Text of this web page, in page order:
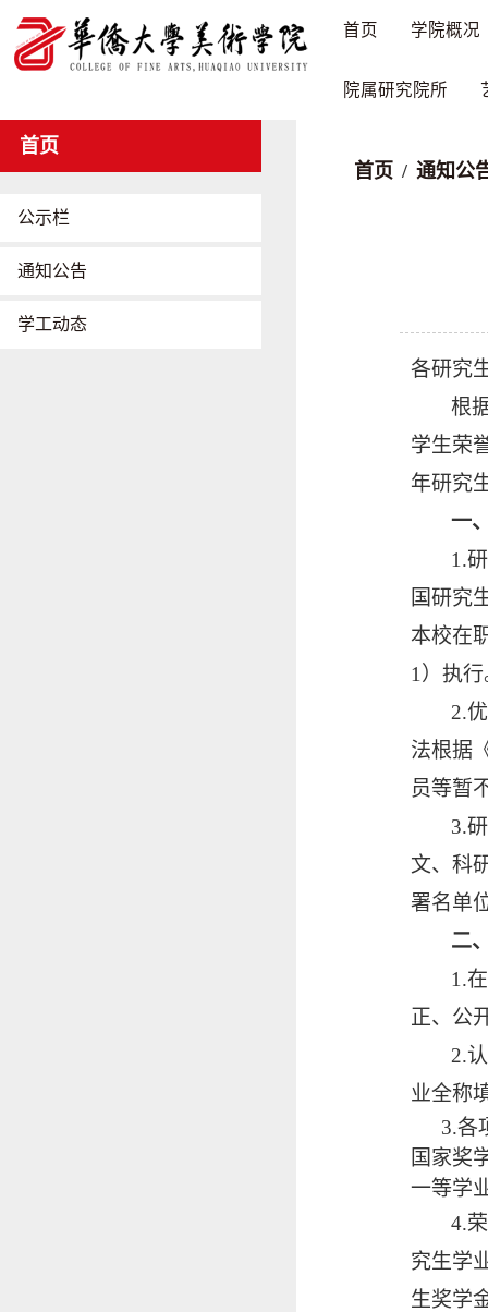
首页 学院概况
院属研究院所
首页
公示栏
通知公告
学工动态
首页 / 通知公
各研究
根
学生荣
年研究
一
1.
国研究
本校在
1） 执行
2.
法根据
员等暂
3.
文、科
署名单
二
1.
正、公
2.
业全称
3.各
国家奖
一等学
4.
究生学
生奖学